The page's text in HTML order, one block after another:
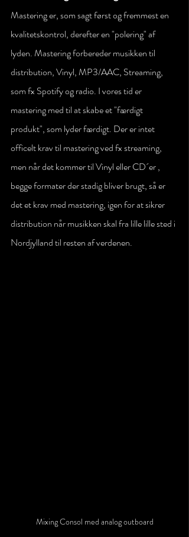
Mastering er, som sagt først og fremmest en
kvalitetskontrol, derefter en "polering" af
lyden. Mastering forbereder musikken til
distribution, Vinyl, MP3/AAC, Streaming,
som fx Spotify og radio. I vores tid er
mastering med til at skabe et "færdigt
produkt", som lyder færdigt. Der er intet
officelt krav til mastering ved fx streaming,
men når det kommer til Vinyl eller CD´er ,
begge formater der stadig bliver brugt, så er
det et krav med mastering, igen for at sikrer
distribution når musikken skal fra lille lille sted i
Nordjylland til resten af verdenen.
Mixing Consol med analog outboard